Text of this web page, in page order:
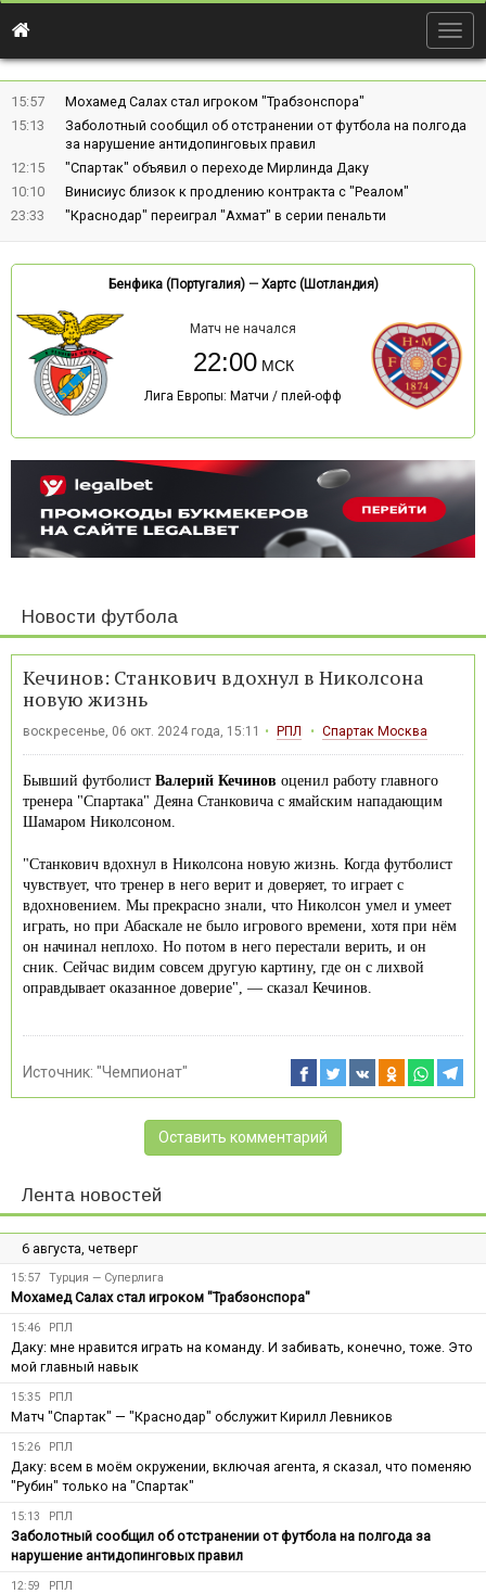
15:57
Мохамед Салах стал игроком "Трабзонспора"
15:13
Заболотный сообщил об отстранении от футбола на полгода
за нарушение антидопинговых правил
12:15
"Спартак" объявил о переходе Мирлинда Даку
10:10
Винисиус близок к продлению контракта с "Реалом"
23:33
"Краснодар" переиграл "Ахмат" в серии пенальти
Бенфика (Португалия)— Хартс (Шотландия)
Матч не начался
22:00
Лига Европы: Матчи / плей-офф
Новости футбола
Кечинов: Станкович вдохнул в Николсона
новую жизнь
воскресенье, 06 окт. 2024 года, 15:11 РПЛ Спартак Москва
Бывший футболист Валерий Кечинов оценил работу главного
тренера "Спартака" Деяна Станковича с ямайским нападающим
Шамаром Николсоном.
"Станкович вдохнул в Николсона новую жизнь. Когда футболист
чувствует, что тренер в него верит и доверяет, то играет с
вдохновением. Мы прекрасно знали, что Николсон умел и умеет
играть, но при Абаскале не было игрового времени, хотя при нём
он начинал неплохо. Но потом в него перестали верить, и он
сник. Сейчас видим совсем другую картину, где он с лихвой
оправдывает оказанное доверие", — сказал Кечинов.
Источник: "Чемпионат"
Оставить комментарий
Лента новостей
6 августа, четверг
15:57 Турция — Суперлига
Мохамед Салах стал игроком "Трабзонспора"
15:46 РПЛ
Даку: мне нравится играть на команду. И забивать, конечно, тоже. Это
мой главный навык
15:35 РПЛ
Матч "Спартак" — "Краснодар" обслужит Кирилл Левников
15:26 РПЛ
Даку: всем в моём окружении, включая агента, я сказал, что поменяю
"Рубин" только на "Спартак"
15:13 РПЛ
Заболотный сообщил об отстранении от футбола на полгода за
нарушение антидопинговых правил
12:59 РПЛ